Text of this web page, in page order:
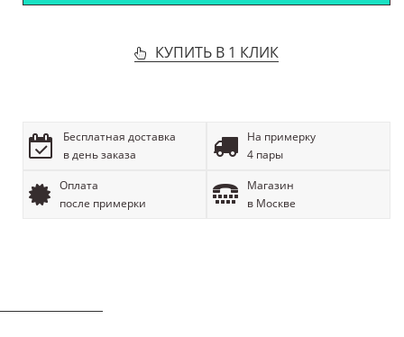
КУПИТЬ В 1 КЛИК
Бесплатная доставка
в день заказа
На примерку
4 пары
Оплата
после примерки
Магазин
в Москве